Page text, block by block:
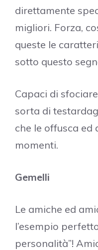
direttamente
migliori. Forza,
queste le
sotto questo
Capaci di
sorta di
che le offusca ed
momenti.
Gemelli
Le amiche ed
l’esempio
personalità”!